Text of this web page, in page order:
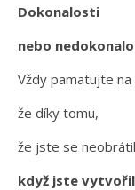
Dokonalosti
nebo
Vždy pamatujte na
že díky tomu,
že jste se
když jste